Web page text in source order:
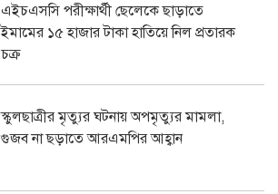
এইচএসসি পরীক্ষার্থী ছেলেকে ছাড়াতে
ইমামের ১৫ হাজার টাকা হাতিয়ে নিল প্রতারক
চক্র
স্কুলছাত্রীর মৃত্যুর ঘটনায় অপমৃত্যুর মামলা,
গুজব না ছড়াতে আরএমপির আহ্বান